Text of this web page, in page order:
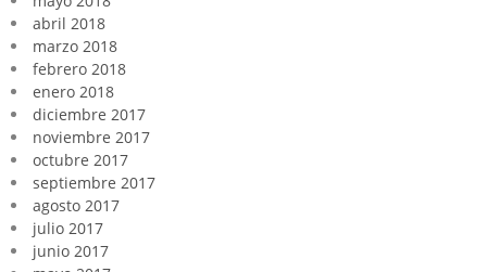
abril 2018
marzo 2018
febrero 2018
enero 2018
diciembre 2017
noviembre 2017
octubre 2017
septiembre 2017
agosto 2017
julio 2017
junio 2017